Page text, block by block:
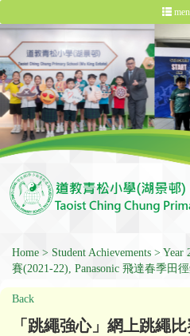
Home Student Achievements Year
賽(2021-22), Panasonic 飛達春季田
Back
「跳繩強心」網上跳繩